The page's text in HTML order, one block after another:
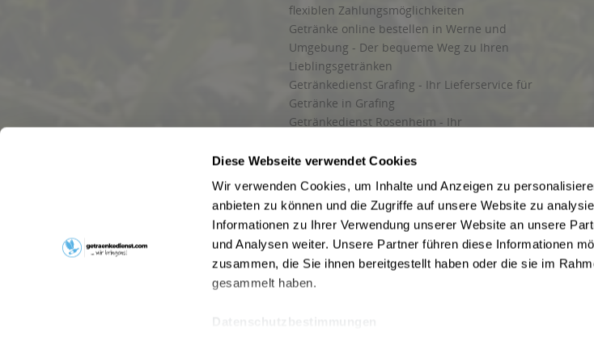
Diese Webseite verwendet Cookies
Wir verwenden Cookies, um Inhalte und Anzeigen zu
anbieten zu können und die Zugriffe auf unsere Website zu
Informationen zu Ihrer Verwendung unserer Website an unsere
und Analysen weiter. Unsere Partner führen diese Informationen
zusammen, die Sie ihnen bereitgestellt haben oder die sie im
gesammelt haben.
flexiblen Zahlungsmöglichkeiten
Getränke online bestellen in Werne und
Umgebung - Der bequeme Weg zu Ihren
Lieblingsgetränken
Getränkedienst Grafing - Ihr Lieferservice für
Getränke in Grafing
Getränkedienst Rosenheim - Ihr
und Umgebung
Getränkelieferung in Starnberg
Liefergebiet
Lieferservice für Getränke
Wir liefern Getränke
Kontakt
Newsletter